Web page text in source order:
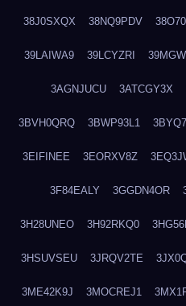
38J0SXQX 38NQ9PDV
39LAIWA9 39LCYZRI
3AGNJUCU 3ATCGY3X
3BVH0QRQ 3BWP93L1
3EIFINEE 3EORXV8Z
3F84EALY 3GGDN4OR
3H28UNEO 3H92RKQ0
3HSUVSEU 3JRQV2TE
3ME42K9J 3MOCREJ1